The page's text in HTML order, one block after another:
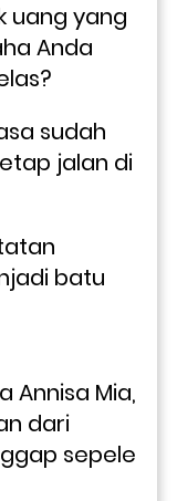
uang yang
Anda
sudah
jalan di
batu
Annisa Mia,
dari
sepele